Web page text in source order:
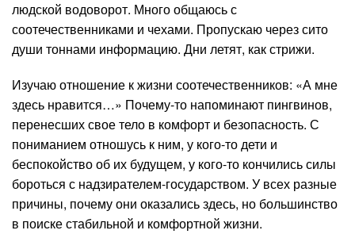
людской водоворот. Много общаюсь с
соотечественниками и чехами. Пропускаю через сито
души тоннами информацию. Дни летят, как стрижи.
Изучаю отношение к жизни соотечественников: «А мне
здесь нравится…» Почему-то напоминают пингвинов,
перенесших свое тело в комфорт и безопасность. С
пониманием отношусь к ним, у кого-то дети и
беспокойство об их будущем, у кого-то кончились силы
бороться с надзирателем-государством. У всех разные
причины, почему они оказались здесь, но большинство
в поиске стабильной и комфортной жизни.